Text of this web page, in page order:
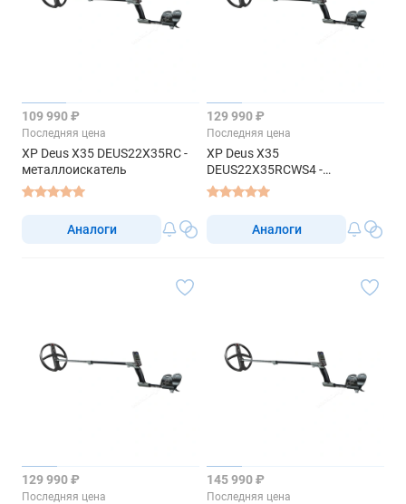
109 990 ₽
Последняя цена
XP Deus X35 DEUS22X35RC -
металлоискатель
Аналоги
129 990 ₽
Последняя цена
XP Deus X35
DEUS22X35RCWS4 -
металлоискатель
Аналоги
129 990 ₽
Последняя цена
145 990 ₽
Последняя цена